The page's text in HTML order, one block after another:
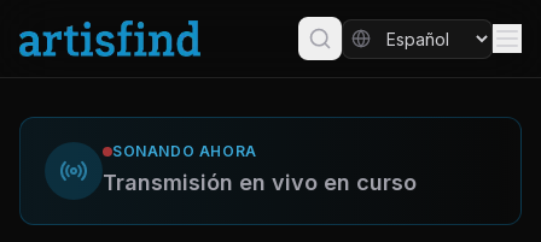
SONANDO AHORA
Transmisión en vivo en curso